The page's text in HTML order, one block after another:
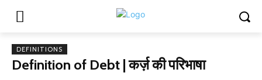
DEFINITIONS
Definition of Debt | कर्ज़ की परिभाषा